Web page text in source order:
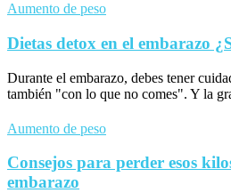
Aumento de peso
Dietas detox en el embarazo
Durante el embarazo, debes tener
también "con lo que no comes". Y la
Aumento de peso
Consejos para perder esos
embarazo